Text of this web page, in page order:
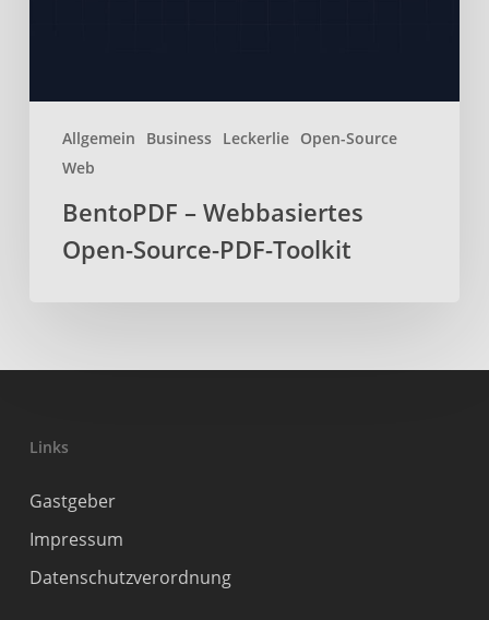
Allgemein Business Leckerlie Open-Source
Web
BentoPDF – Webbasiertes
Open-Source-PDF-Toolkit
Links
Gastgeber
Impressum
Datenschutzverordnung